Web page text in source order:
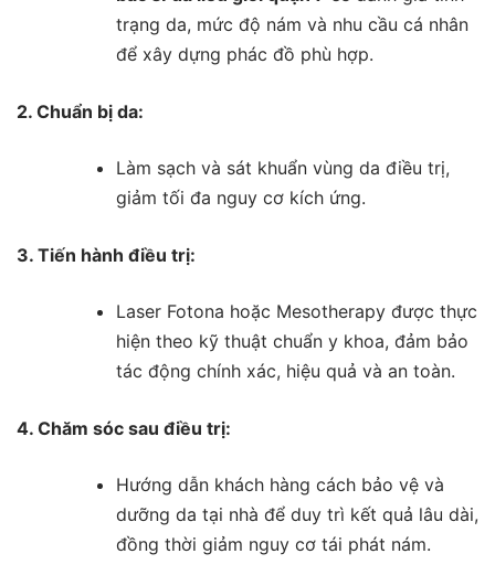
trạng da, mức độ nám và nhu cầu cá nhân
để xây dựng phác đồ phù hợp.
2. Chuẩn bị da:
Làm sạch và sát khuẩn vùng da điều trị,
giảm tối đa nguy cơ kích ứng.
3. Tiến hành điều trị:
Laser Fotona hoặc Mesotherapy được thực
hiện theo kỹ thuật chuẩn y khoa, đảm bảo
tác động chính xác, hiệu quả và an toàn.
4. Chăm sóc sau điều trị:
Hướng dẫn khách hàng cách bảo vệ và
dưỡng da tại nhà để duy trì kết quả lâu dài,
đồng thời giảm nguy cơ tái phát nám.